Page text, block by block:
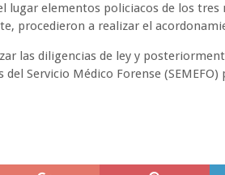
lugar elementos policiacos de los tres
procedieron a realizar el
las diligencias de ley y
Servicio Médico Forense (SEMEFO)